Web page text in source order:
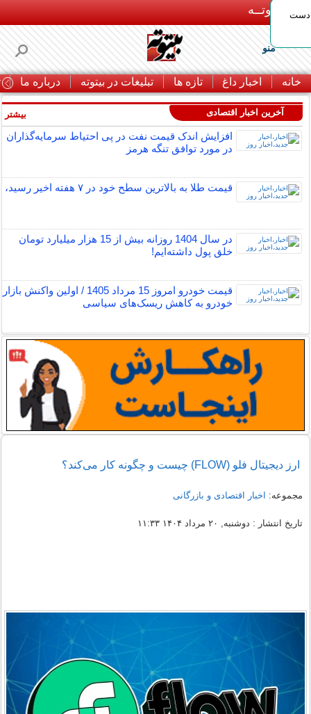
بـیتوتــه
منو
خانه اخبار داغ تازه ها تبلیغات در بیتوته درباره ما
دست
آخرین اخبار اقتصادی
افزایش اندک قیمت نفت در پی احتیاط سرمایه‌گذاران
در مورد توافق تنگه هرمز
قیمت طلا به بالاترین سطح خود در ۷ هفته اخیر رسید،
در سال 1404 روزانه بیش از 15 هزار میلیارد تومان
خلق پول داشته‌ایم!
قیمت خودرو امروز 15 مرداد 1405 / اولین واکنش بازار
خودرو به کاهش ریسک‌های سیاسی
بیشتر
ارز دیجیتال فلو (FLOW) چیست و چگونه کار می‌کند؟
مجموعه: اخبار اقتصادی و بازرگانی
تاریخ انتشار : دوشنبه, ۲۰ مرداد ۱۴۰۴ ۱۱:۳۳